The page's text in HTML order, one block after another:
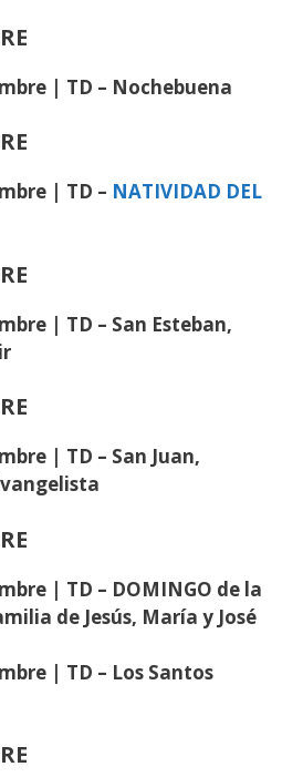
| TD – Nochebuena
| TD – NATIVIDAD DEL
| TD – San Esteban,
| TD – San Juan,
| TD – DOMINGO de la
de Jesús, María y José
| TD – Los Santos